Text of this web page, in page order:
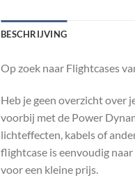
BESCHRIJVING
Op zoek naar Flightcases
Heb je geen overzicht over
voorbij met de Power
lichteffecten, kabels of
flightcase is eenvoudig
voor een kleine prijs.